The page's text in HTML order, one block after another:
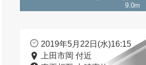
9.0m
2019年5月22日(水)16:15
上田市岡 付近